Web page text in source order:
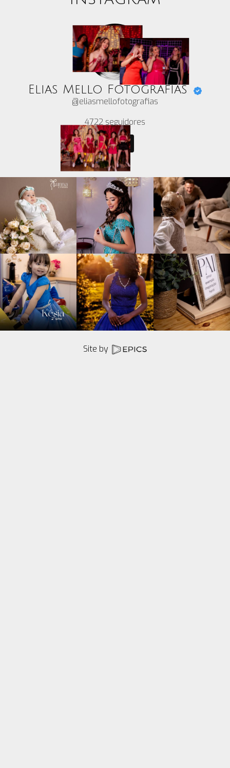
Elias Mello Fotografias
@eliasmellofotografias
4722seguidores
Seguir
Site by